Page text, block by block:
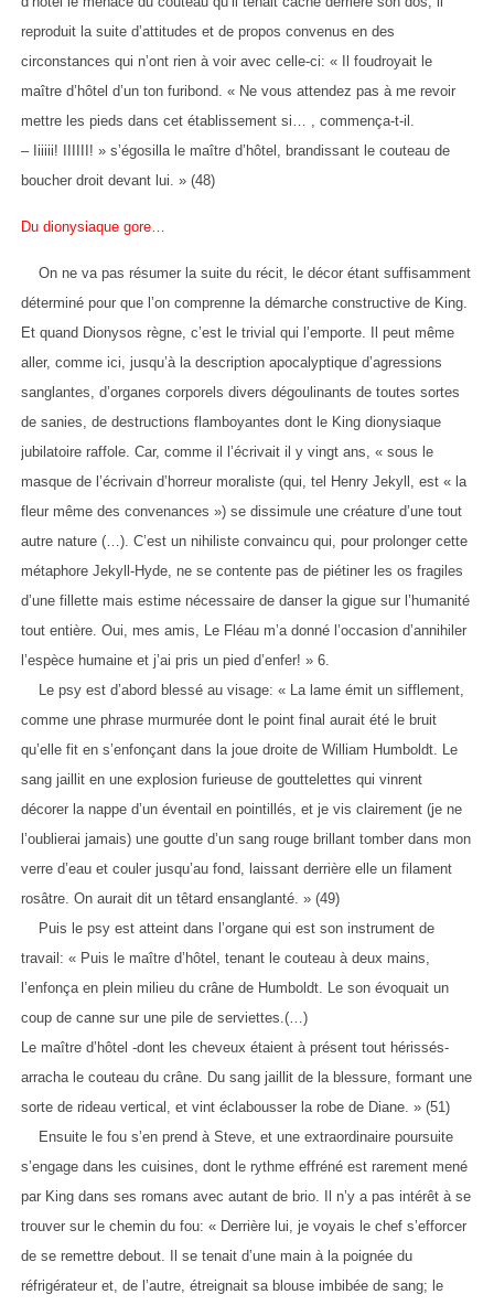
reproduit la suite d’attitudes et de propos convenus en des
circonstances qui n’ont rien à voir avec celle-ci: « Il foudroyait le
maître d’hôtel d’un ton furibond. « Ne vous attendez pas à me revoir
mettre les pieds dans cet établissement si… , commença-t-il.
– Iiiiii! IIIIII! » s’égosilla le maître d’hôtel, brandissant le couteau de
boucher droit devant lui. » (48)
Du dionysiaque gore…
On ne va pas résumer la suite du récit, le décor étant suffisamment
déterminé pour que l’on comprenne la démarche constructive de King.
Et quand Dionysos règne, c’est le trivial qui l’emporte. Il peut même
aller, comme ici, jusqu’à la description apocalyptique d’agressions
sanglantes, d’organes corporels divers dégoulinants de toutes sortes
de sanies, de destructions flamboyantes dont le King dionysiaque
jubilatoire raffole. Car, comme il l’écrivait il y vingt ans, « sous le
masque de l’écrivain d’horreur moraliste (qui, tel Henry Jekyll, est « la
fleur même des convenances ») se dissimule une créature d’une tout
autre nature (…). C’est un nihiliste convaincu qui, pour prolonger cette
métaphore Jekyll-Hyde, ne se contente pas de piétiner les os fragiles
d’une fillette mais estime nécessaire de danser la gigue sur l’humanité
tout entière. Oui, mes amis, Le Fléau m’a donné l’occasion d’annihiler
l’espèce humaine et j’ai pris un pied d’enfer! » 6.
Le psy est d’abord blessé au visage: « La lame émit un sifflement,
comme une phrase murmurée dont le point final aurait été le bruit
qu’elle fit en s’enfonçant dans la joue droite de William Humboldt. Le
sang jaillit en une explosion furieuse de gouttelettes qui vinrent
décorer la nappe d’un éventail en pointillés, et je vis clairement (je ne
l’oublierai jamais) une goutte d’un sang rouge brillant tomber dans mon
verre d’eau et couler jusqu’au fond, laissant derrière elle un filament
rosâtre. On aurait dit un têtard ensanglanté. » (49)
Puis le psy est atteint dans l’organe qui est son instrument de
travail: « Puis le maître d’hôtel, tenant le couteau à deux mains,
l’enfonça en plein milieu du crâne de Humboldt. Le son évoquait un
coup de canne sur une pile de serviettes.(…)
Le maître d’hôtel -dont les cheveux étaient à présent tout hérissés-
arracha le couteau du crâne. Du sang jaillit de la blessure, formant une
sorte de rideau vertical, et vint éclabousser la robe de Diane. » (51)
Ensuite le fou s’en prend à Steve, et une extraordinaire poursuite
s’engage dans les cuisines, dont le rythme effréné est rarement mené
par King dans ses romans avec autant de brio. Il n’y a pas intérêt à se
trouver sur le chemin du fou: « Derrière lui, je voyais le chef s’efforcer
de se remettre debout. Il se tenait d’une main à la poignée du
réfrigérateur et, de l’autre, étreignait sa blouse imbibée de sang; le